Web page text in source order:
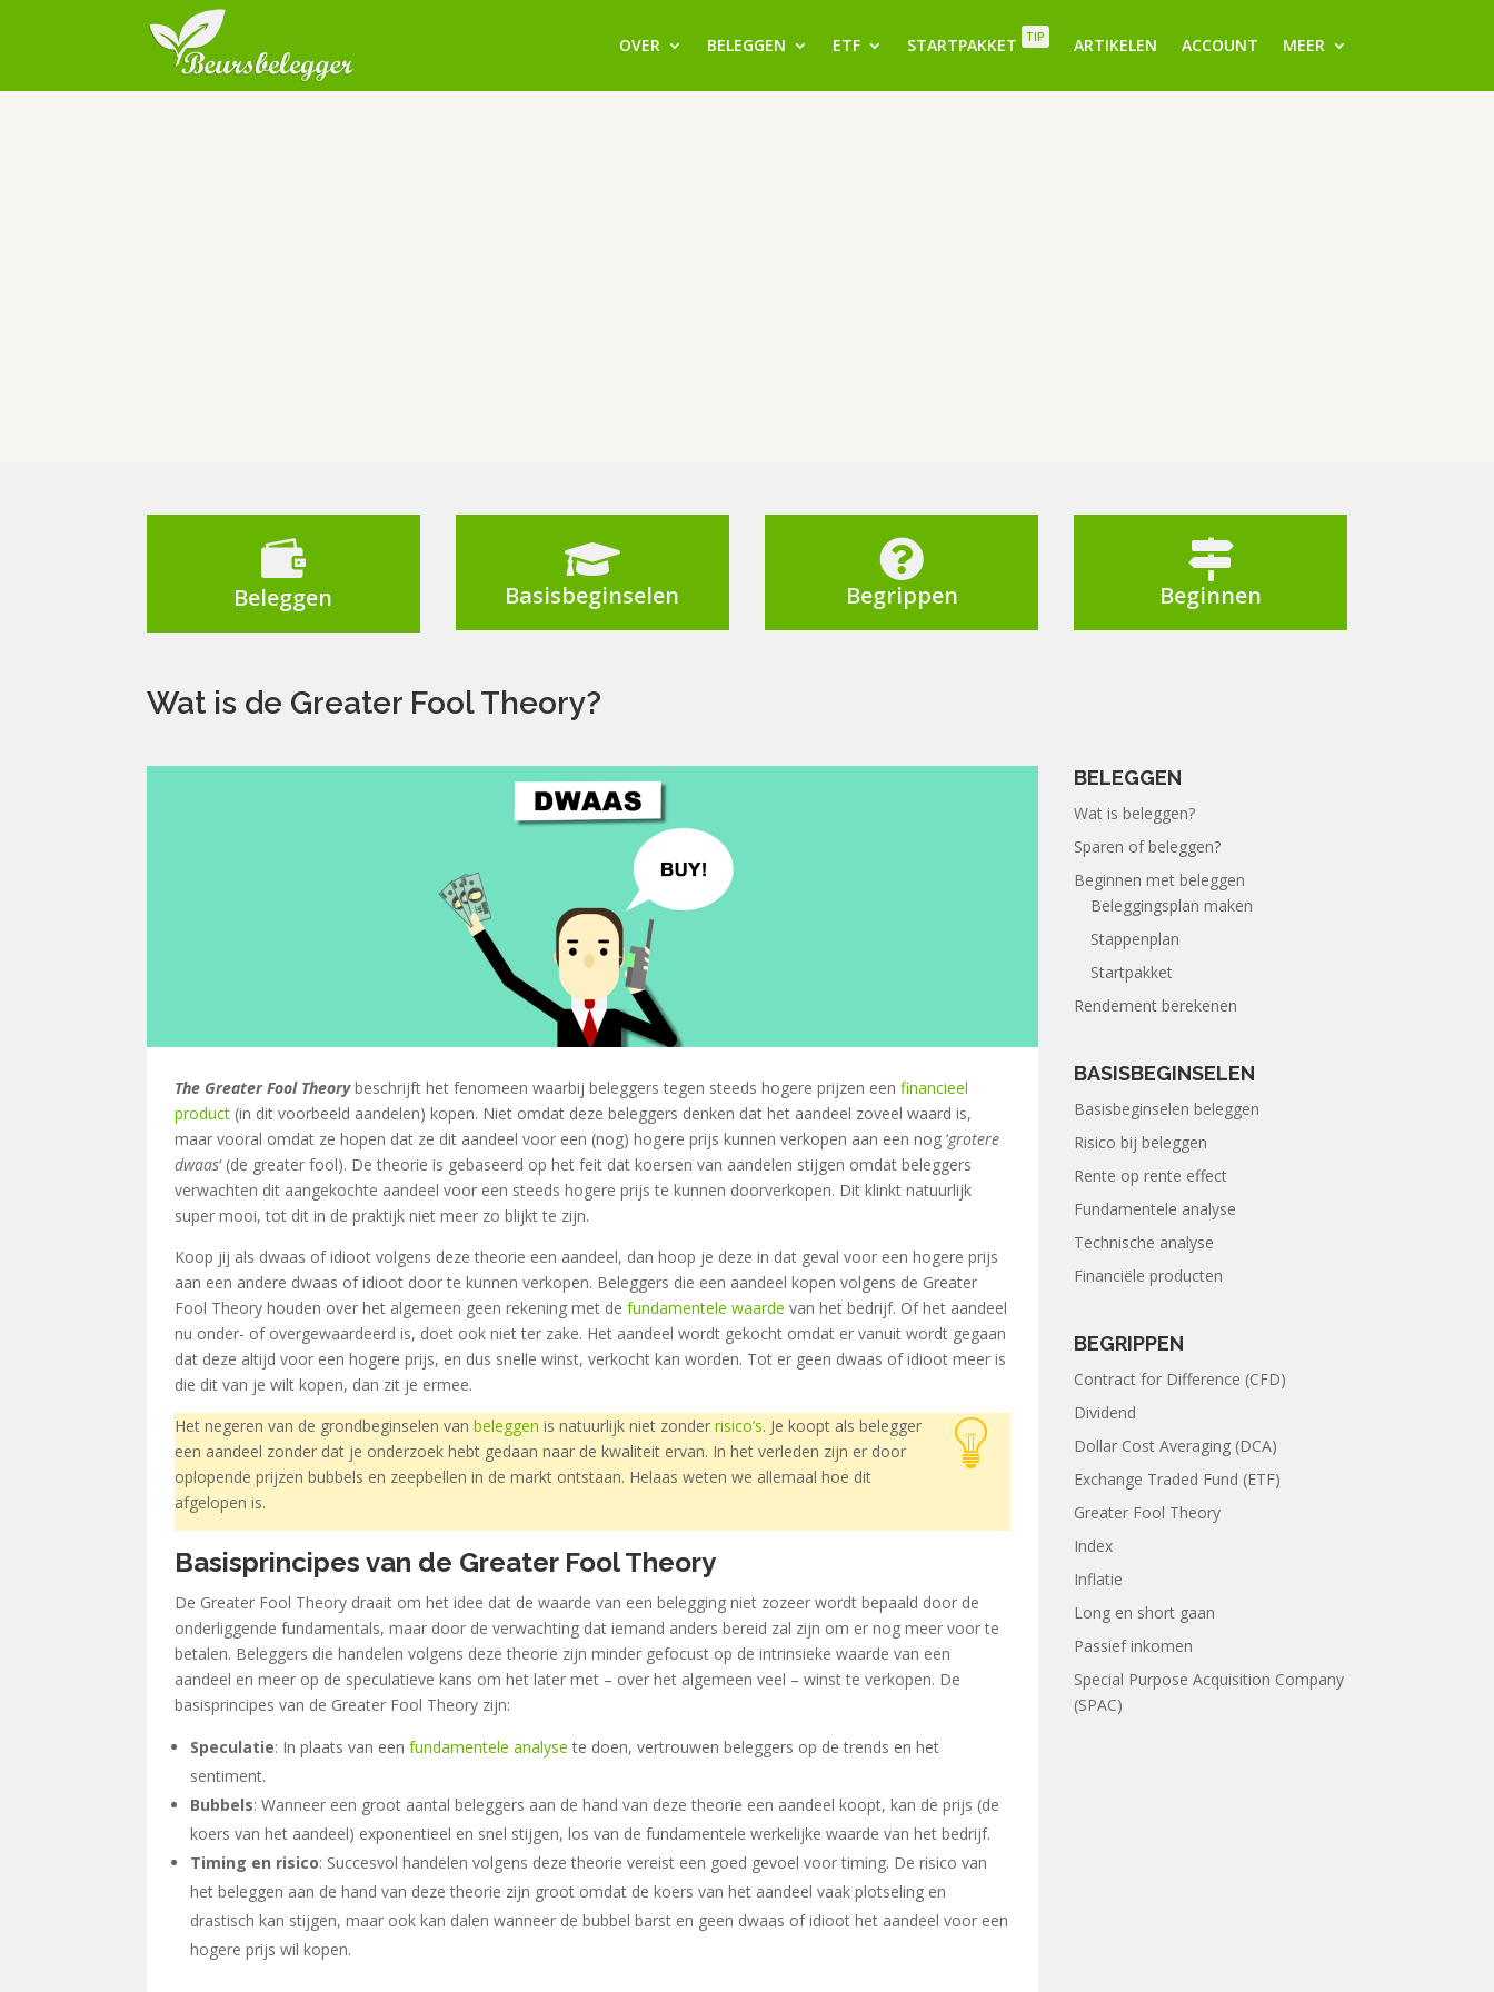
OVER BELEGGEN ETF STARTPAKKET TIP ARTIKELEN ACCOUNT MEER

Beleggen

Basisbeginselen

Begrippen

Beginnen
Wat is de Greater Fool Theory?
The Greater Fool Theorybeschrijft het fenomeen waarbij beleggers tegen steeds hogere prijzen een financieel
product (in dit voorbeeld aandelen) kopen. Niet omdat deze beleggers denken dat het aandeel zoveel waard is,
maar vooral omdat ze hopen dat ze dit aandeel voor een (nog) hogere prijs kunnen verkopen aan een nog ‘grotere
dwaas‘ (de greater fool). De theorie is gebaseerd op het feit dat koersen van aandelen stijgen omdat beleggers
verwachten dit aangekochte aandeel voor een steeds hogere prijs te kunnen doorverkopen. Dit klinkt natuurlijk
super mooi, tot dit in de praktijk niet meer zo blijkt te zijn.
Koop jij als dwaas of idioot volgens deze theorie een aandeel, dan hoop je deze in dat geval voor een hogere prijs
aan een andere dwaas of idioot door te kunnen verkopen. Beleggers die een aandeel kopen volgens de Greater
Fool Theory houden over het algemeen geen rekening met de fundamentele waarde van het bedrijf. Of het aandeel
nu onder- of overgewaardeerd is, doet ook niet ter zake. Het aandeel wordt gekocht omdat er vanuit wordt gegaan
dat deze altijd voor een hogere prijs, en dus snelle winst, verkocht kan worden. Tot er geen dwaas of idioot meer is
die dit van je wilt kopen, dan zit je ermee.
Het negeren van de grondbeginselen van beleggen is natuurlijk niet zonder risico’s. Je koopt als belegger
een aandeel zonder dat je onderzoek hebt gedaan naar de kwaliteit ervan. In het verleden zijn er door
oplopende prijzen bubbels en zeepbellen in de markt ontstaan. Helaas weten we allemaal hoe dit
afgelopen is.
Basisprincipes van de Greater Fool Theory
De Greater Fool Theory draait om het idee dat de waarde van een belegging niet zozeer wordt bepaald door de
onderliggende fundamentals, maar door de verwachting dat iemand anders bereid zal zijn om er nog meer voor te
betalen. Beleggers die handelen volgens deze theorie zijn minder gefocust op de intrinsieke waarde van een
aandeel en meer op de speculatieve kans om het later met – over het algemeen veel – winst te verkopen. De
basisprincipes van de Greater Fool Theory zijn:
Speculatie: In plaats van een fundamentele analyse te doen, vertrouwen beleggers op de trends en het
sentiment.
Bubbels: Wanneer een groot aantal beleggers aan de hand van deze theorie een aandeel koopt, kan de prijs (de
koers van het aandeel) exponentieel en snel stijgen, los van de fundamentele werkelijke waarde van het bedrijf.
Timing en risico: Succesvol handelen volgens deze theorie vereist een goed gevoel voor timing. De risico van
het beleggen aan de hand van deze theorie zijn groot omdat de koers van het aandeel vaak plotseling en
drastisch kan stijgen, maar ook kan dalen wanneer de bubbel barst en geen dwaas of idioot het aandeel voor een
hogere prijs wil kopen.
BELEGGEN
Wat is beleggen?
Sparen of beleggen?
Beginnen met beleggen
Beleggingsplan maken
Stappenplan
Startpakket
Rendement berekenen
BASISBEGINSELEN
Basisbeginselen beleggen
Risico bij beleggen
Rente op rente effect
Fundamentele analyse
Technische analyse
Financiële producten
BEGRIPPEN
Contract for Difference (CFD)
Dividend
Dollar Cost Averaging (DCA)
Exchange Traded Fund (ETF)
Greater Fool Theory
Index
Inflatie
Long en short gaan
Passief inkomen
Special Purpose Acquisition Company
(SPAC)